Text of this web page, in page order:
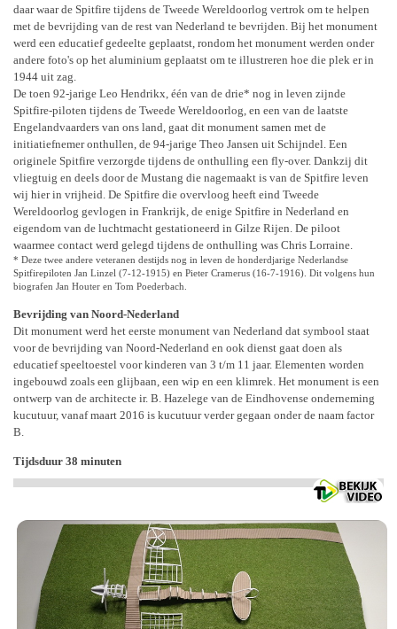
daar waar de Spitfire tijdens de Tweede Wereldoorlog vertrok om te helpen
met de bevrijding van de rest van Nederland te bevrijden. Bij het monument
werd een educatief gedeelte geplaatst, rondom het monument werden onder
andere foto's op het aluminium geplaatst om te illustreren hoe die plek er in
1944 uit zag.
De toen 92-jarige Leo Hendrikx, één van de drie* nog in leven zijnde
Spitfire-piloten tijdens de Tweede Wereldoorlog, en een van de laatste
Engelandvaarders van ons land, gaat dit monument samen met de
initiatiefnemer onthullen, de 94-jarige Theo Jansen uit Schijndel. Een
originele Spitfire verzorgde tijdens de onthulling een fly-over. Dankzij dit
vliegtuig en deels door de Mustang die nagemaakt is van de Spitfire leven
wij hier in vrijheid. De Spitfire die overvloog heeft eind Tweede
Wereldoorlog gevlogen in Frankrijk, de enige Spitfire in Nederland en
eigendom van de luchtmacht gestationeerd in Gilze Rijen. De piloot
waarmee contact werd gelegd tijdens de onthulling was Chris Lorraine.
* Deze twee andere veteranen destijds nog in leven de honderdjarige Nederlandse
Spitfirepiloten Jan Linzel (7-12-1915) en Pieter Cramerus (16-7-1916). Dit volgens hun
biografen Jan Houter en Tom Poederbach.
Bevrijding van Noord-Nederland
Dit monument werd het eerste monument van Nederland dat symbool staat
voor de bevrijding van Noord-Nederland en ook dienst gaat doen als
educatief speeltoestel voor kinderen van 3 t/m 11 jaar. Elementen worden
ingebouwd zoals een glijbaan, een wip en een klimrek. Het monument is een
ontwerp van de architecte ir. B. Hazelege van de Eindhovense onderneming
kucutuur, vanaf maart 2016 is kucutuur verder gegaan onder de naam factor
B.
Tijdsduur 38 minuten